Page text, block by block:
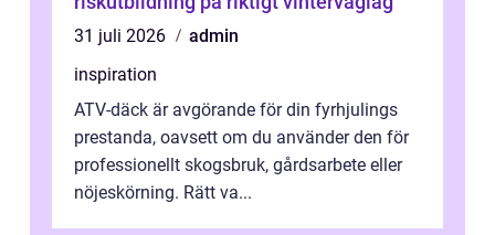
31 juli 2026
admin
inspiration
ATV-däck är avgörande för din fyrhjulings
prestanda, oavsett om du använder den för
professionellt skogsbruk, gårdsarbete eller
nöjeskörning. Rätt va...